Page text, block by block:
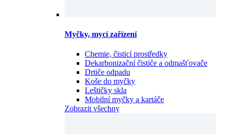
Myčky, mycí zařízení
Chemie, čisticí prostředky
Dekarbonizační čističe a odmašťovače
Drtiče odpadu
Koše do myčky
Leštičky skla
Mobilní myčky a kartáče
Zobrazit všechny